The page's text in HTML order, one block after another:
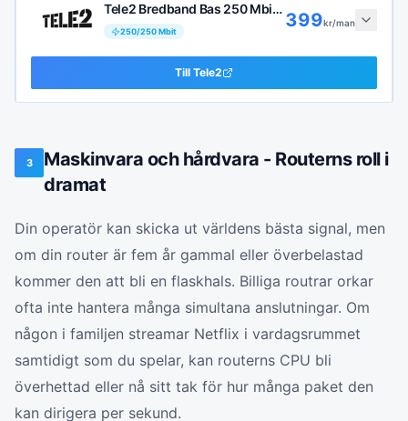
Tele2 Bredband Bas 250 Mbit/s
250/250Mbit
399kr/man
Till Tele2
3
Maskinvara och hårdvara - Routerns roll i
dramat
Din operatör kan skicka ut världens bästa signal, men
om din router är fem år gammal eller överbelastad
kommer den att bli en flaskhals. Billiga routrar orkar
ofta inte hantera många simultana anslutningar. Om
någon i familjen streamar Netflix i vardagsrummet
samtidigt som du spelar, kan routerns CPU bli
överhettad eller nå sitt tak för hur många paket den
kan dirigera per sekund.